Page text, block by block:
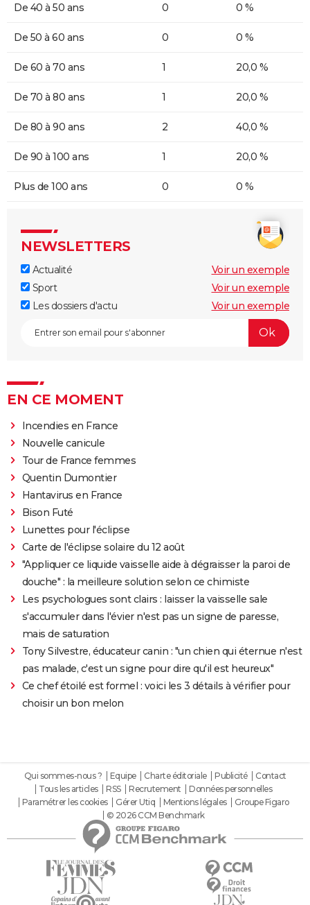
De 40 à 50 ans 0 0 %
De 50 à 60 ans 0 0 %
De 60 à 70 ans 1 20,0 %
De 70 à 80 ans 1 20,0 %
De 80 à 90 ans 2 40,0 %
De 90 à 100 ans 1 20,0 %
Plus de 100 ans 0 0 %
NEWSLETTERS
Actualité
Voir un exemple
Sport
Voir un exemple
Les dossiers d'actu
Voir un exemple
EN CE MOMENT
Incendies en France
Nouvelle canicule
Tour de France femmes
Quentin Dumontier
Hantavirus en France
Bison Futé
Lunettes pour l'éclipse
Carte de l'éclipse solaire du 12 août
"Appliquer ce liquide vaisselle aide à dégraisser la paroi de
douche" : la meilleure solution selon ce chimiste
Les psychologues sont clairs : laisser la vaisselle sale
s'accumuler dans l'évier n'est pas un signe de paresse,
mais de saturation
Tony Silvestre, éducateur canin : "un chien qui éternue n'est
pas malade, c'est un signe pour dire qu'il est heureux"
Ce chef étoilé est formel : voici les 3 détails à vérifier pour
choisir un bon melon
Qui sommes-nous ? Equipe Charte éditoriale Publicité
Contact
Tous les articles
RSS Recrutement
Données personnelles
Paramétrer les cookies
Gérer Utiq Mentions légales
Groupe Figaro
© 2026 CCM Benchmark